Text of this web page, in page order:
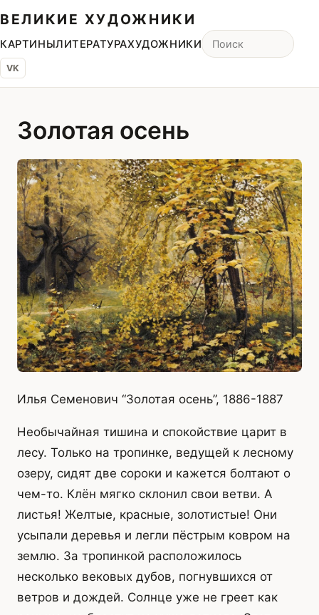
ВЕЛИКИЕ ХУДОЖНИКИ
КАРТИНЫЛИТЕРАТУРАХУДОЖНИКИ
VK
Золотая осень
Илья Семенович “Золотая осень”, 1886-1887
Необычайная тишина и спокойствие царит в
лесу. Только на тропинке, ведущей к лесному
озеру, сидят две сороки и кажется болтают о
чем-то. Клён мягко склонил свои ветви. А
листья! Желтые, красные, золотистые! Они
усыпали деревья и легли пёстрым ковром на
землю. За тропинкой расположилось
несколько вековых дубов, погнувшихся от
ветров и дождей. Солнце уже не греет как